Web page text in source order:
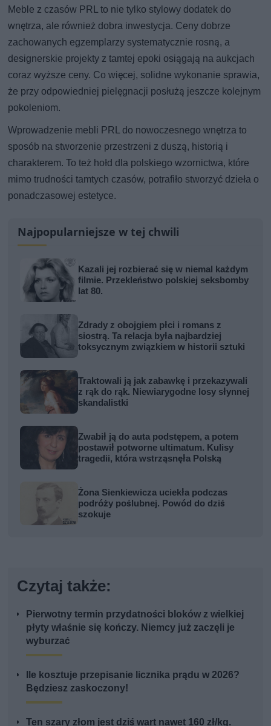
Meble z czasów PRL to nie tylko stylowy dodatek do
wnętrza, ale również dobra inwestycja. Ceny dobrze
zachowanych egzemplarzy systematycznie rosną, a
designerskie projekty z tamtej epoki osiągają na aukcjach
coraz wyższe ceny. Co więcej, solidne wykonanie sprawia,
że przy odpowiedniej pielęgnacji posłużą jeszcze kolejnym
pokoleniom.
Wprowadzenie mebli PRL do nowoczesnego wnętrza to
sposób na stworzenie przestrzeni z duszą, historią i
charakterem. To też hołd dla polskiego wzornictwa, które
mimo trudności tamtych czasów, potrafiło stworzyć dzieła o
ponadczasowej estetyce.
Najpopularniejsze w tej chwili
Kazali jej rozbierać się w niemal każdym
filmie. Przekleństwo polskiej seksbomby
lat 80.
Zdrady z obojgiem płci i romans z
siostrą. Ta relacja była najbardziej
toksycznym związkiem w historii sztuki
Traktowali ją jak zabawkę i przekazywali
z rąk do rąk. Niewiarygodne losy słynnej
skandalistki
Zwabił ją do auta podstępem, a potem
postawił potworne ultimatum. Kulisy
tragedii, która wstrząsnęła Polską
Żona Sienkiewicza uciekła podczas
podróży poślubnej. Powód do dziś
szokuje
Czytaj także:
Pierwotny termin przydatności bloków z wielkiej
płyty właśnie się kończy. Niemcy już zaczęli je
wyburzać
Ile kosztuje przepisanie licznika prądu w 2026?
Będziesz zaskoczony!
Ten szary złom jest dziś wart nawet 160 zł/kg.